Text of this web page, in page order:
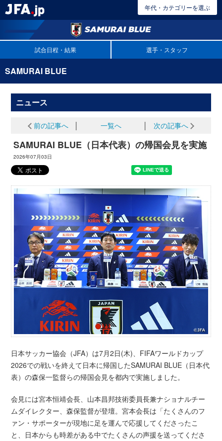
年代・カテゴリーを選ぶ
試合日程・結果 選手・スタッフ
SAMURAI BLUE
ニュース
前の記事へ 一覧へ 次の記事へ
SAMURAI BLUE（日本代表）の帰国会見を実施
2026年07月03日
日本サッカー協会（JFA）は7月2日(木)、FIFAワールドカップ
2026での戦いを終えて日本に帰国したSAMURAI BLUE（日本代
表）の森保一監督らの帰国会見を都内で実施しました。
会見には宮本恒靖会長、山本昌邦技術委員長兼ナショナルチー
ムダイレクター、森保監督が登壇。宮本会長は「たくさんのフ
ァン・サポーターが現地に足を運んで応援してくださったこ
と、日本からも時差がある中でたくさんの声援を送ってくださ